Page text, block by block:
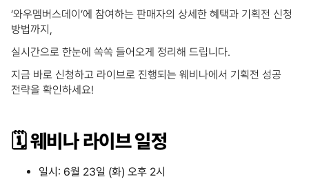
‘와우멤버스데이’에 참여하는 판매자의 상세한 혜택과 기획전 신청
방법까지,
실시간으로 한눈에 쏙쏙 들어오게 정리해 드립니다.
지금 바로 신청하고 라이브로 진행되는 웨비나에서 기획전 성공
전략을 확인하세요!
🗓️ 웨비나 라이브 일정
일시: 6월 23일 (화) 오후 2시